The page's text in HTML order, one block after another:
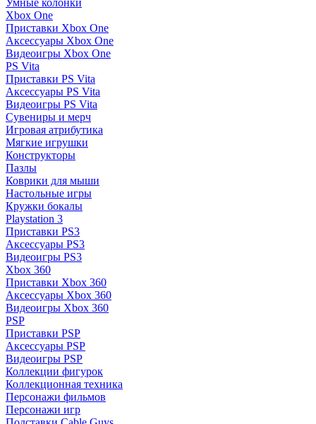
Умные колонки
Xbox One
Приставки Xbox One
Аксессуары Xbox One
Видеоигры Xbox One
PS Vita
Приставки PS Vita
Аксессуары PS Vita
Видеоигры PS Vita
Сувениры и мерч
Игровая атрибутика
Мягкие игрушки
Конструкторы
Пазлы
Коврики для мыши
Настольные игры
Кружки бокалы
Playstation 3
Приставки PS3
Аксессуары PS3
Видеоигры PS3
Xbox 360
Приставки Xbox 360
Аксессуары Xbox 360
Видеоигры Xbox 360
PSP
Приставки PSP
Аксессуары PSP
Видеоигры PSP
Коллекции фигурок
Коллекционная техника
Персонажи фильмов
Персонажи игр